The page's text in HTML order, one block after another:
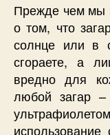
Прежде чем мы
о том, что
солнце или в
сгораете, а
вредно для
любой загар –